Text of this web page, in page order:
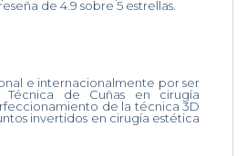
de 4.9 sobre 5 estrellas.
e internacionalmente por ser
de Cuñas en cirugía
de la técnica 3D
invertidos en cirugía estética